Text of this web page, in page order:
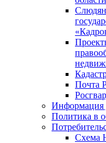
Почта
Информация
Политика в
Схема